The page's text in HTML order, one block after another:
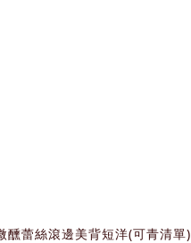
醺蕾絲滾邊美背短洋(可青清單)